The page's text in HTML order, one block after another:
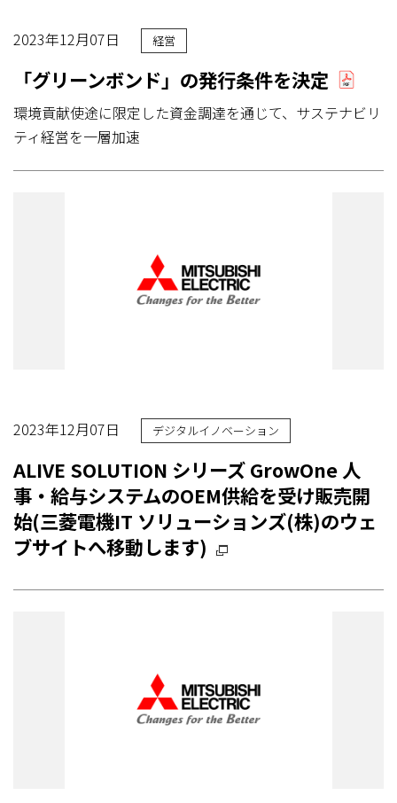
2023年12月07日 経営
「グリーンボンド」の発行条件を決定
環境貢献使途に限定した資金調達を通じて、サステナビリ
ティ経営を一層加速
2023年12月07日 デジタルイノベーション
ALIVE SOLUTION シリーズ GrowOne 人
事・給与システムのOEM供給を受け販売開
始(三菱電機IT ソリューションズ(株)のウェ
ブサイトへ移動します)